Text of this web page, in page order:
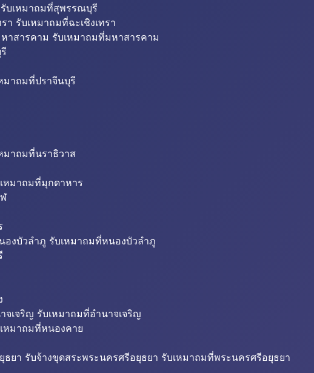
บเหมาถมที่สุพรรณบุรี
า รับเหมาถมที่ฉะเชิงเทรา
าสารคาม รับเหมาถมที่มหาสารคาม
มาถมที่ปราจีนบุรี
มาถมที่นราธิวาส
หมาถมที่มุกดาหาร
องบัวลำภู รับเหมาถมที่หนองบัวลำภู
จเจริญ รับเหมาถมที่อำนาจเจริญ
หมาถมที่หนองคาย
ยา รับจ้างขุดสระพระนครศรีอยุธยา รับเหมาถมที่พระนครศรีอยุธยา